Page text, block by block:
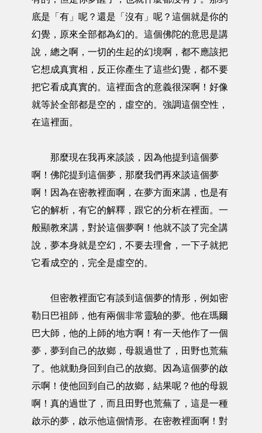
底是「有」呢？還是「沒有」呢？這個就是你的
幻覺，原來全部都為幻的。這個佛陀的意思是講
說，總之啊，一切的生起的幻境啊，都不應該把
它想成真實相，反正你產生了這些幻覺，都不要
把它看成真實的。這裡面含的意義很深啊！好像
就等於全部都是空的，虛空的。強調這個空性，
在這裡面。
那麼現在我再來談談，因為他提到這個夢
啊！佛陀提到這個夢，那麼我們再來談這個夢
啊！因為在密教裡面啊，在夢方面來講，也是有
它的解析，有它的解釋，跟它的分析在裡面。一
般顯教來講，對於這個夢啊！他就不談了完全講
說，夢本身就是空幻，不要去理會，一下子就把
它看成空的，完全是虛空的。
但密教裡面它有談到這個夢的情形，例如密
勒日巴祖師，他有兩個非常靈驗的夢。他在瑪爾
巴大師，他的上師的地方啊！有一天他作了一個
夢，夢到自己的故鄉，母親過世了，田野也荒蕪
了。他就動身回到自己的故鄉。因為這個夢的啟
示啊！使他回到自己的故鄉，結果呢？他的母親
啊！真的過世了，而且田野也荒蕪了，這是一種
啟示的夢，啟示他這個情形。在密教裡面啊！對